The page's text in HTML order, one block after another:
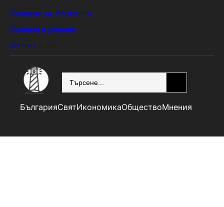
Политика за „бисквитки“
Правила и условия
Контакт с нас
БългарияСвятИкономикаОбществоМнения